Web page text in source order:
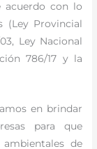
acuerdo con lo
(Ley Provincial
Ley Nacional
786/17 y la
en brindar
para que
de